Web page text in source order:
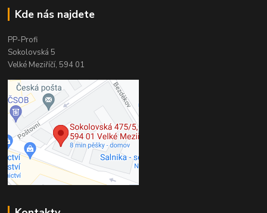
Kde nás najdete
PP-Profi
Sokolovská 5
Velké Meziříčí, 594 01